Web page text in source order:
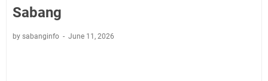
Sabang
by sabanginfo June 11, 2026